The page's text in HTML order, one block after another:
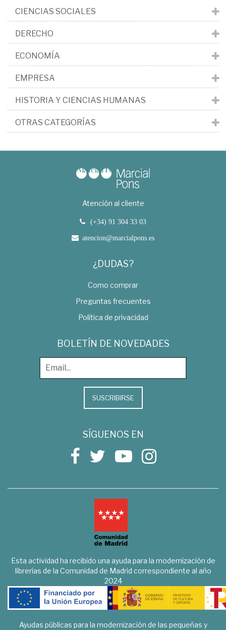
CIENCIAS SOCIALES
DERECHO
ECONOMÍA
EMPRESA
HISTORIA Y CIENCIAS HUMANAS
OTRAS CATEGORÍAS
Atención al cliente
(+34) 91 304 33 03
atencion@marcialpons.es
¿DUDAS?
Como comprar
Preguntas frecuentes
Política de privacidad
BOLETÍN DE NOVEDADES
SUSCRIBIRSE
SÍGUENOS EN
Esta actividad ha recibido una ayuda para la modernización de
librerías de la Comunidad de Madrid correspondiente al año
2024
Ayudas públicas para la modernización de las pequeñas y